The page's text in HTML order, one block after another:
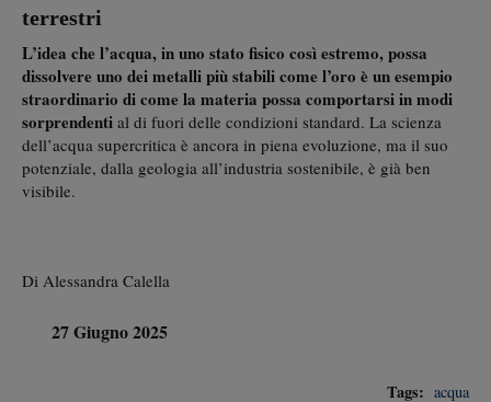
terrestri
L’idea che l’acqua, in uno stato fisico così estremo, possa
dissolvere uno dei metalli più stabili come l’oro è un esempio
straordinario di come la materia possa comportarsi in modi
sorprendenti al di fuori delle condizioni standard. La scienza
dell’acqua supercritica è ancora in piena evoluzione, ma il suo
potenziale, dalla geologia all’industria sostenibile, è già ben
visibile.
Di Alessandra Calella
27 Giugno 2025
Tags: acqua